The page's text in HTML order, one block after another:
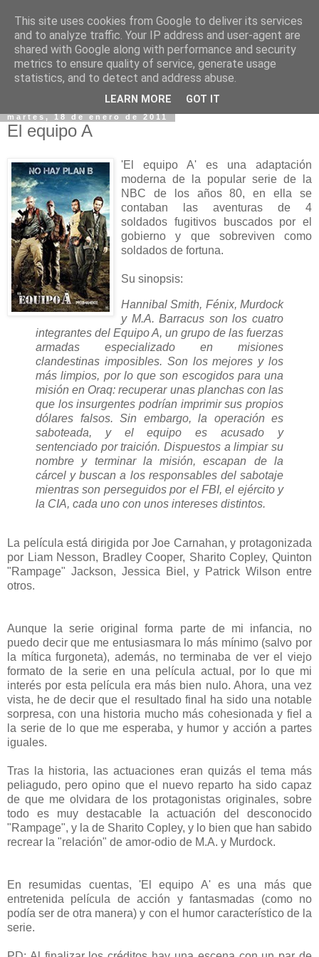
martes, 18 de enero de 2011
El equipo A
'El equipo A' es una adaptación
moderna de la popular serie de la
NBC de los años 80, en ella se
contaban las aventuras de 4
soldados fugitivos buscados por el
gobierno y que sobreviven como
soldados de fortuna.
Su sinopsis:
Hannibal Smith, Fénix, Murdock
y M.A. Barracus son los cuatro
integrantes del Equipo A, un grupo de las fuerzas
armadas especializado en misiones
clandestinas imposibles. Son los mejores y los
más limpios, por lo que son escogidos para una
misión en Oraq: recuperar unas planchas con las
que los insurgentes podrían imprimir sus propios
dólares falsos. Sin embargo, la operación es
saboteada, y el equipo es acusado y
sentenciado por traición. Dispuestos a limpiar su
nombre y terminar la misión, escapan de la
cárcel y buscan a los responsables del sabotaje
mientras son perseguidos por el FBI, el ejército y
la CIA, cada uno con unos intereses distintos.
La película está dirigida por Joe Carnahan, y protagonizada
por Liam Nesson, Bradley Cooper, Sharito Copley, Quinton
"Rampage" Jackson, Jessica Biel, y Patrick Wilson entre
otros.
Aunque la serie original forma parte de mi infancia, no
puedo decir que me entusiasmara lo más mínimo (salvo por
la mítica furgoneta), además, no terminaba de ver el viejo
formato de la serie en una película actual, por lo que mi
interés por esta película era más bien nulo. Ahora, una vez
vista, he de decir que el resultado final ha sido una notable
sorpresa, con una historia mucho más cohesionada y fiel a
la serie de lo que me esperaba, y humor y acción a partes
iguales.
Tras la historia, las actuaciones eran quizás el tema más
peliagudo, pero opino que el nuevo reparto ha sido capaz
de que me olvidara de los protagonistas originales, sobre
todo es muy destacable la actuación del desconocido
"Rampage", y la de Sharito Copley, y lo bien que han sabido
recrear la "relación" de amor-odio de M.A. y Murdock.
En resumidas cuentas, 'El equipo A' es una más que
entretenida película de acción y fantasmadas (como no
podía ser de otra manera) y con el humor característico de la
serie.
This site uses cookies from Google to deliver its services
and to analyze traffic. Your IP address and user-agent are
shared with Google along with performance and security
metrics to ensure quality of service, generate usage
statistics, and to detect and address abuse.
LEARN MORE GOT IT